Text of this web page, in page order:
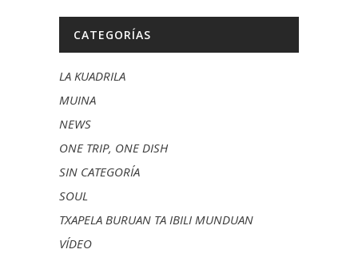
CATEGORÍAS
LA KUADRILA
MUINA
NEWS
ONE TRIP, ONE DISH
SIN CATEGORÍA
SOUL
TXAPELA BURUAN TA IBILI MUNDUAN
VÍDEO